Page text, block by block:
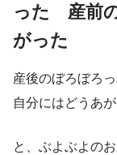
った 産前
がった
産後のぼろぼろ
自分にはどうあ
と、ぶよぶよの